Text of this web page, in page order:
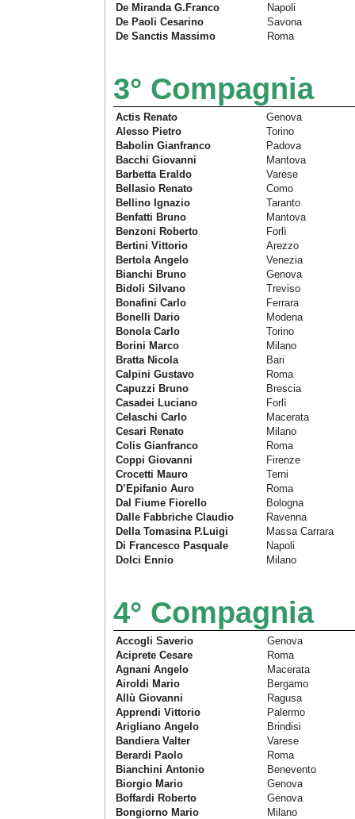
De Miranda G.Franco
Napoli
De Paoli Cesarino
Savona
De Sanctis Massimo
Roma
3° Compagnia
Actis Renato
Genova
Alesso Pietro
Torino
Babolin Gianfranco
Padova
Bacchi Giovanni
Mantova
Barbetta Eraldo
Varese
Bellasio Renato
Como
Bellino Ignazio
Taranto
Benfatti Bruno
Mantova
Benzoni Roberto
Forlì
Bertini Vittorio
Arezzo
Bertola Angelo
Venezia
Bianchi Bruno
Genova
Bidoli Silvano
Treviso
Bonafini Carlo
Ferrara
Bonelli Dario
Modena
Bonola Carlo
Torino
Borini Marco
Milano
Bratta Nicola
Bari
Calpini Gustavo
Roma
Capuzzi Bruno
Brescia
Casadei Luciano
Forlì
Celaschi Carlo
Macerata
Cesari Renato
Milano
Colis Gianfranco
Roma
Coppi Giovanni
Firenze
Crocetti Mauro
Terni
D’Epifanio Auro
Roma
Dal Fiume Fiorello
Bologna
Dalle Fabbriche Claudio
Ravenna
Della Tomasina P.Luigi
Massa Carrara
Di Francesco Pasquale
Napoli
Dolci Ennio
Milano
4° Compagnia
Accogli Saverio
Genova
Aciprete Cesare
Roma
Agnani Angelo
Macerata
Airoldi Mario
Bergamo
Allù Giovanni
Ragusa
Apprendi Vittorio
Palermo
Arigliano Angelo
Brindisi
Bandiera Valter
Varese
Berardi Paolo
Roma
Bianchini Antonio
Benevento
Biorgio Mario
Genova
Boffardi Roberto
Genova
Bongiorno Mario
Milano